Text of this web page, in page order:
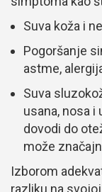
Suva koža i
Pogoršanje
astme,
Suva
usana, nosa
dovodi do
može
Izborom
razliku na